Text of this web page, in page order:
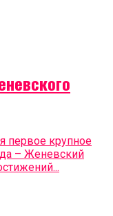
первое крупное
– Женевский